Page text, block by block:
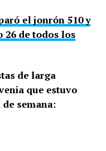
el jonrón 510 y
26 de todos los
de larga
que estuvo
semana: